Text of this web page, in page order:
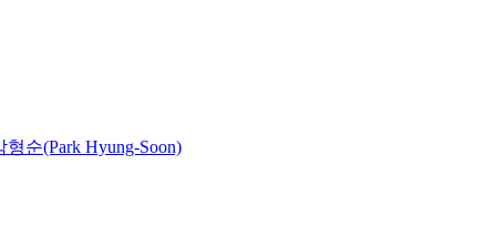
형순(Park Hyung-Soon)